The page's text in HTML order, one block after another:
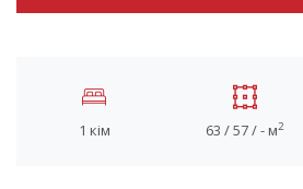
1 кім 63 / 57 / - м2